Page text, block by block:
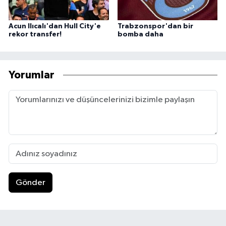
Acun Ilıcalı'dan Hull City'e
rekor transfer!
Trabzonspor'dan bir
bomba daha
Yorumlar
Gönder